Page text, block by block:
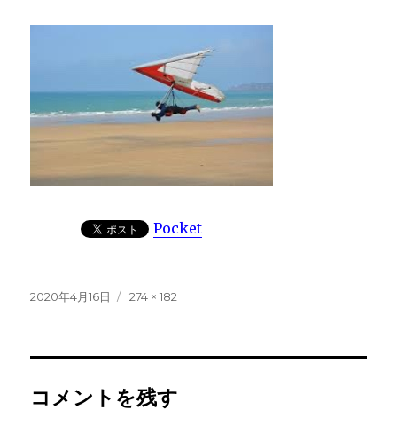
Pocket
投
2020年4月16日
フ
274 × 182
コメントを残す